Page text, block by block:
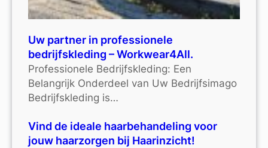
Uw partner in professionele
bedrijfskleding – Workwear4All.
Professionele Bedrijfskleding: Een
Belangrijk Onderdeel van Uw Bedrijfsimago
Bedrijfskleding is…
Vind de ideale haarbehandeling voor
jouw haarzorgen bij Haarinzicht!